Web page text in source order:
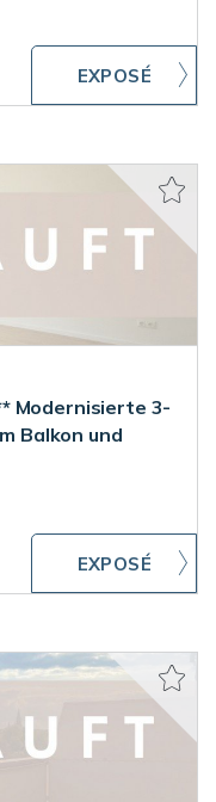
Modernisierte 3-
Balkon und